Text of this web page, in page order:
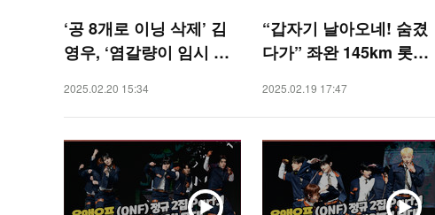
‘공 8개로 이닝 삭제’ 김
영우, ‘염갈량이 임시 마
있었네’ [O! SPORTS]
2025.02.20 15:34
“갑자기 날아오네! 숨겼
다가” 좌완 145km 롯데
이브피칭 [O! SPORTS]
2025.02.19 17:47